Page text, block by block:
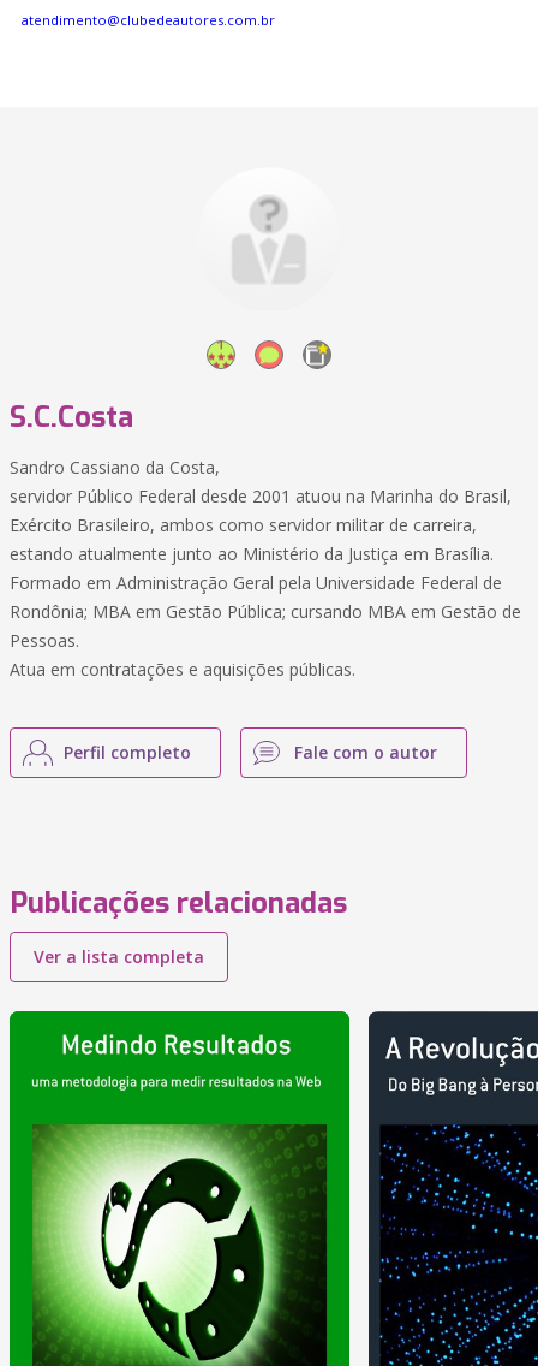
atendimento@clubedeautores.com.br
S.C.Costa
Sandro Cassiano da Costa,
servidor Público Federal desde 2001 atuou na Marinha do Brasil,
Exército Brasileiro, ambos como servidor militar de carreira,
estando atualmente junto ao Ministério da Justiça em Brasília.
Formado em Administração Geral pela Universidade Federal de
Rondônia; MBA em Gestão Pública; cursando MBA em Gestão de
Pessoas.
Atua em contratações e aquisições públicas.
Perfil completo Fale com o autor
Publicações relacionadas
Ver a lista completa